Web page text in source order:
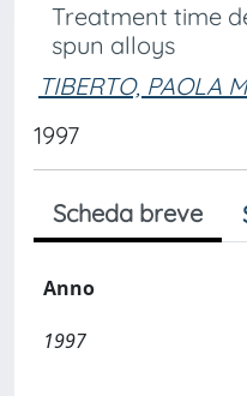
Treatment time
spun alloys
TIBERTO, PAOLA
1997
Scheda breve
Anno
1997